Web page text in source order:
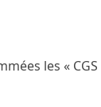
les « CGS